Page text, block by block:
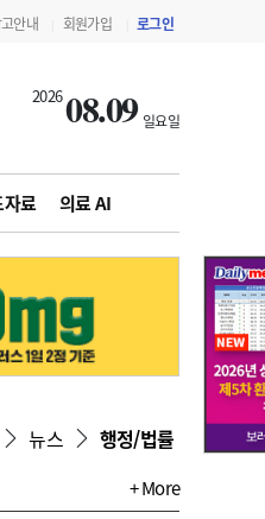
안내 회원가입 로그인
202608.09 일요일
료 의료 AI
급여 심사 결과
뉴스 행정/법률
+ More